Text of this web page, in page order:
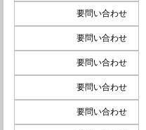
要問い合わせ
要問い合わせ
要問い合わせ
要問い合わせ
要問い合わせ